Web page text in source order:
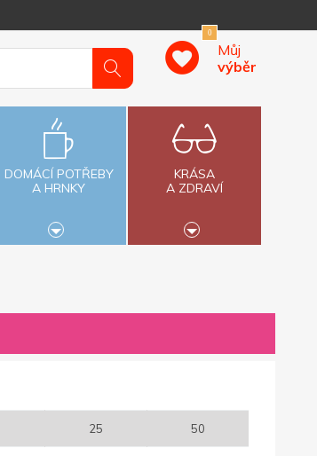
0
Můj
výběr
DOMÁCÍ POTŘEBY
A HRNKY
KRÁSA
A ZDRAVÍ
25 50